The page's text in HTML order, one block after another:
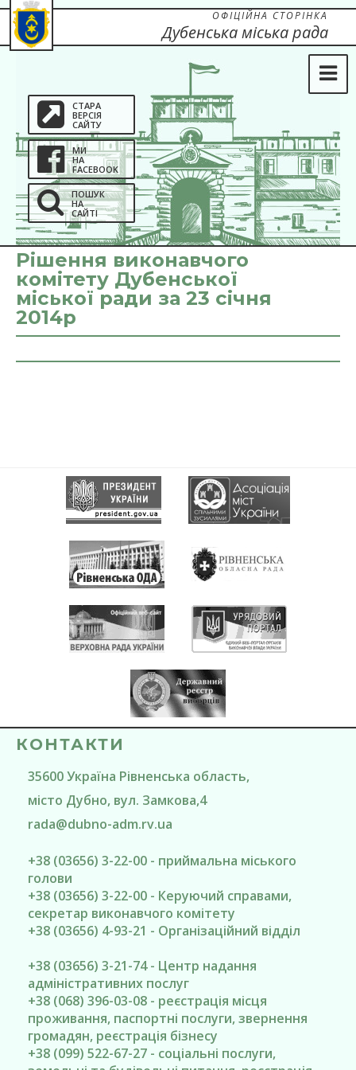
СТАРА
ВЕРСІЯ
САЙТУ
МИ
НА
FACEBOOK
ПОШУК
НА
САЙТІ
ОФІЦІЙНА СТОРІНКА
Дубенська міська рада
Рішення виконавчого
комітету Дубенської
міської ради за 23 січня
2014р
КОНТАКТИ
35600Україна Рівненська область,
місто Дубно, вул. Замкова,4
rada@dubno-adm.rv.ua
+38 (03656) 3-22-00 - приймальна міського
голови
+38 (03656) 3-22-00 - Керуючий справами,
секретар виконавчого комітету
+38 (03656) 4-93-21 - Організаційний відділ
+38 (03656) 3-21-74 - Центр надання
адміністративних послуг
+38 (068) 396-03-08 - реєстрація місця
проживання, паспортні послуги, звернення
громадян, реєстрація бізнесу
+38 (099) 522-67-27 - соціальні послуги,